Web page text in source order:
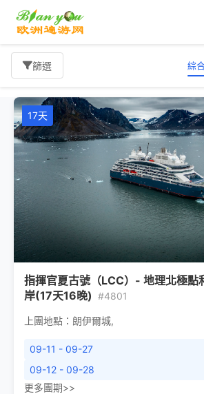
首頁 旅
篩選 綜
17天
指揮官夏古號（LCC）- 地理北極點
岸(17天16晚) #4801
上團地點： 朗伊爾城,
09-11 - 09-27
09-12 - 09-28
更多團期>>